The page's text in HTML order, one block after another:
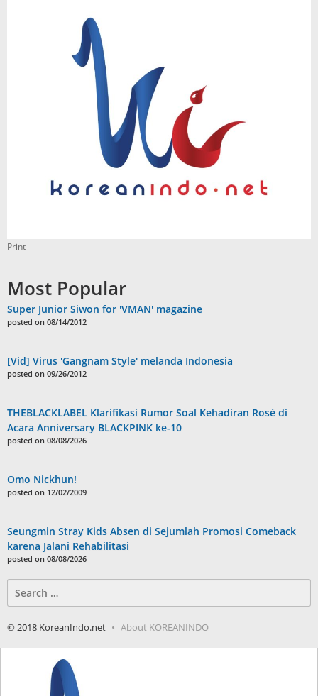
Print
Most Popular
Super Junior Siwon for 'VMAN' magazine
posted on 08/14/2012
[Vid] Virus 'Gangnam Style' melanda Indonesia
posted on 09/26/2012
THEBLACKLABEL Klarifikasi Rumor Soal Kehadiran Rosé di
Acara Anniversary BLACKPINK ke-10
posted on 08/08/2026
Omo Nickhun!
posted on 12/02/2009
Seungmin Stray Kids Absen di Sejumlah Promosi Comeback
karena Jalani Rehabilitasi
posted on 08/08/2026
for:
© 2018 KoreanIndo.net About KOREANINDO